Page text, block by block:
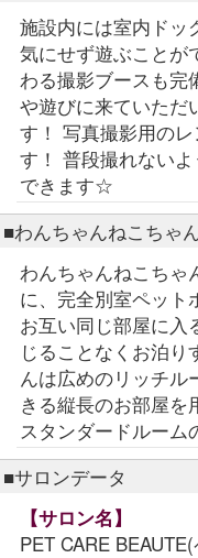
施設内には室内ドッ
気にせず遊ぶこ
わる撮影ブースも完
や遊びに来ていただ
す！ 写真撮影用の
す！ 普段撮れない
できます☆
■わんちゃんねこちゃ
わんちゃんねこちゃ
に、完全別室ペット
お互い同じ部屋に入
じることなくお泊り
んは広めのリッチ
きる縦長のお部屋を
スタンダードルー
■サロンデータ
【サロン名】
PET CARE